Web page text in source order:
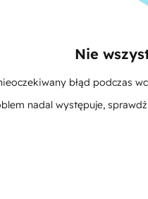
Nie
błąd podczas
nadal występuje,